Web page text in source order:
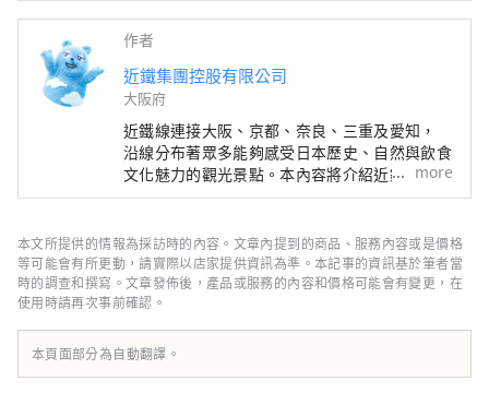
作者
近鐵集團控股有限公司
大阪府
近鐵線連接大阪、京都、奈良、三重及愛知，
沿線分布著眾多能夠感受日本歷史、自然與飲食
文化魅力的觀光景點。本內容將介紹近鐵沿線的
精選觀光景點，並提供推薦餐廳與飯店資訊，
來更多便利與靈感。封面照片為三重縣的英虞
灣。 這裡被譽為珍珠的故鄉，大小島嶼交織出
的寧靜海灣景色令人心曠神怡，非常推薦搭乘遊
船，悠閒地感受這片溫柔的海上風光。
more
本文所提供的情報為採訪時的內容。文章內提到的商品、服務內容或是價格
等可能會有所更動，請實際以店家提供資訊為準。本記事的資訊基於筆者當
時的調查和撰寫。文章發佈後，產品或服務的內容和價格可能會有變更，在
使用時請再次事前確認。
本頁面部分為自動翻譯。